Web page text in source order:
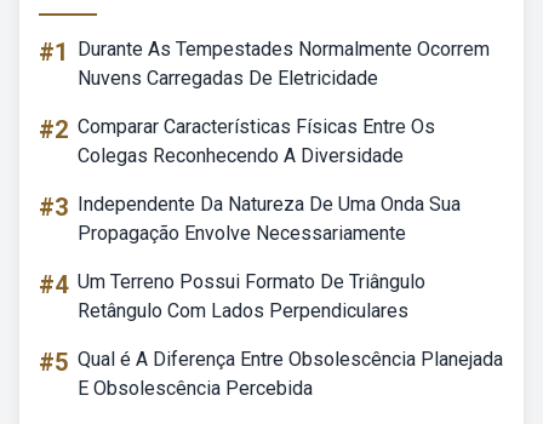
#1
Durante As Tempestades Normalmente Ocorrem
Nuvens Carregadas De Eletricidade
#2 Comparar Características Físicas Entre Os
Colegas Reconhecendo A Diversidade
#3 Independente Da Natureza De Uma Onda Sua
Propagação Envolve Necessariamente
#4 Um Terreno Possui Formato De Triângulo
Retângulo Com Lados Perpendiculares
#5 Qual é A Diferença Entre Obsolescência Planejada
E Obsolescência Percebida